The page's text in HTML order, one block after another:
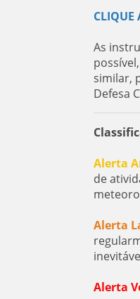
CLIQUE
As
similar,
Defesa
Alerta
de
Alerta
Alerta